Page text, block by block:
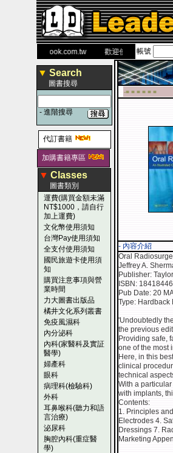
www.leaderbook.com.tw歡迎使用 國民旅遊卡！
帳號
▼ Search
圖書搜尋
- 進階搜尋
代訂書籍
加購書籍專區
▼ Classes
圖書類別
運費(購買金額未滿
NT$1000，請自行
加上運費)
文化幣使用須知
台灣Pay使用須知
全支付使用須知
國民旅遊卡使用須
知
購買注意事項與營
業時間
力大圖書出版品
橘井文化系列叢書
免疫風濕科
內分泌科
內科(家醫科及實証
醫學)
婦產科
眼科
病理科(檢驗科)
外科
耳鼻喉科(聽力和語
言治療)
泌尿科
胸腔內科(重症醫
學)
-■ ■ ■ ■ ■ ■
- 內容介紹
Oral
Jeffrey A.
Publisher:
ISBN:
Pub Date: 20
Type: Hardback
'Undoubtedly
the previous
Providing safe,
one of the most
Here, in this
clinical
technical
With a
with implants,
Contents:
1. Principles
Electrodes 4.
Dressings 7.
Marketing